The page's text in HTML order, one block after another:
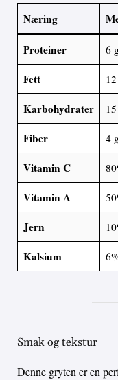
Næring
Proteiner 6
Fett
Karbohydrater
Fiber 4
Vitamin C
Vitamin A
Jern
Kalsium
Smak og tekstur
Denne gryten er en